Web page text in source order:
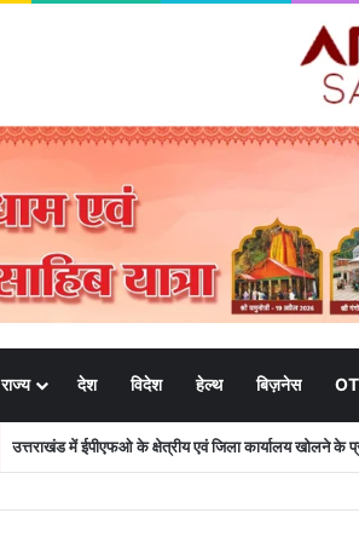
राज्य देश विदेश हेल्थ बिज़नेस
मुख्यमंत्री पुष्कर सिंह धामी के दिशा-निर्देशों में पीएम आवास